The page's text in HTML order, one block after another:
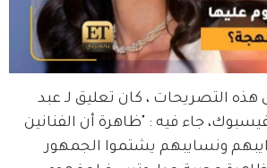
هذه التصريحات ، كان تعليق لـ عبد
جاء فيه : "ظاهرة أن الفنانين
ونسايبهم يشتموا الجمهور